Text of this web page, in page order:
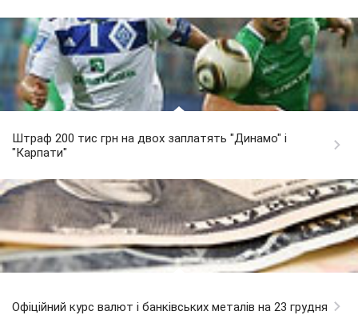
Штраф 200 тис грн на двох заплатять "Динамо" і
"Карпати"
Офіційний курс валют і банківських металів на 23 грудня